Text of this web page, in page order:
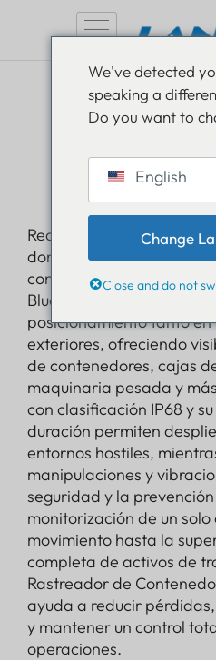
Realice un seguimiento
dondequiera que viajen,
contenedores de
Bluetooth y
posicionamiento tanto
exteriores, ofreciendo
de contenedores, cajas
maquinaria pesada y
con clasificación IP68 y
duración permiten
entornos hostiles,
manipulaciones y
seguridad y la
monitorización de un
movimiento hasta la
completa de activos de
Rastreador de
ayuda a reducir
y mantener un control
operaciones.
We've detected
speaking a
Do you want to
English
Change
Close and do not